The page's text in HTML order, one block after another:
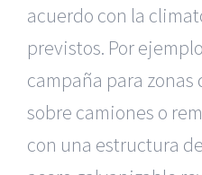
acuerdo con la
previstos. Por
campaña para zonas
sobre camiones o
con una estructura